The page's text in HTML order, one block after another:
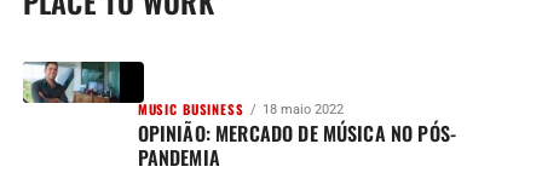
MUSIC BUSINESS 18 maio 2022
OPINIÃO: MERCADO DE MÚSICA NO PÓS-
PANDEMIA